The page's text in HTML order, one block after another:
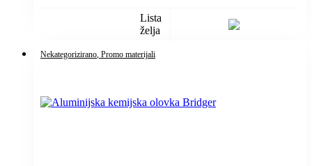
Lista
želja
Nekategorizirano , Promo materijali